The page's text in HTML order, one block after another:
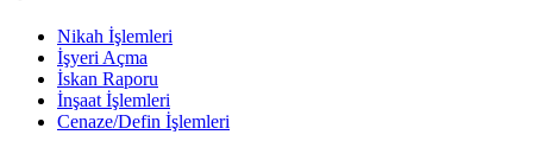
Nikah İşlemleri
İşyeri Açma
İskan Raporu
İnşaat İşlemleri
Cenaze/Defin İşlemleri